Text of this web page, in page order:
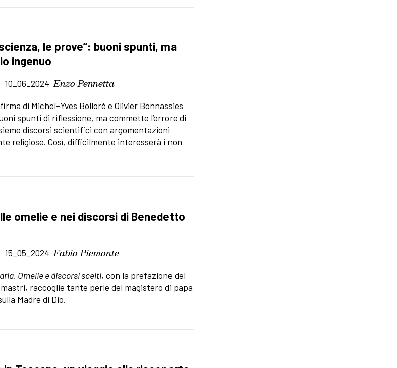
le prove”: buoni spunti, ma
ingenuo
10_06_2024 Enzo Pennetta
di Michel-Yves Bolloré e Olivier Bonnassies
spunti di riflessione, ma commette l’errore di
discorsi scientifici con argomentazioni
religiose. Così, difficilmente interesserà i non
omelie e nei discorsi di Benedetto
15_05_2024 Fabio Piemonte
Omelie e discorsi scelti, con la prefazione del
raccoglie tante perle del magistero di papa
Madre di Dio.